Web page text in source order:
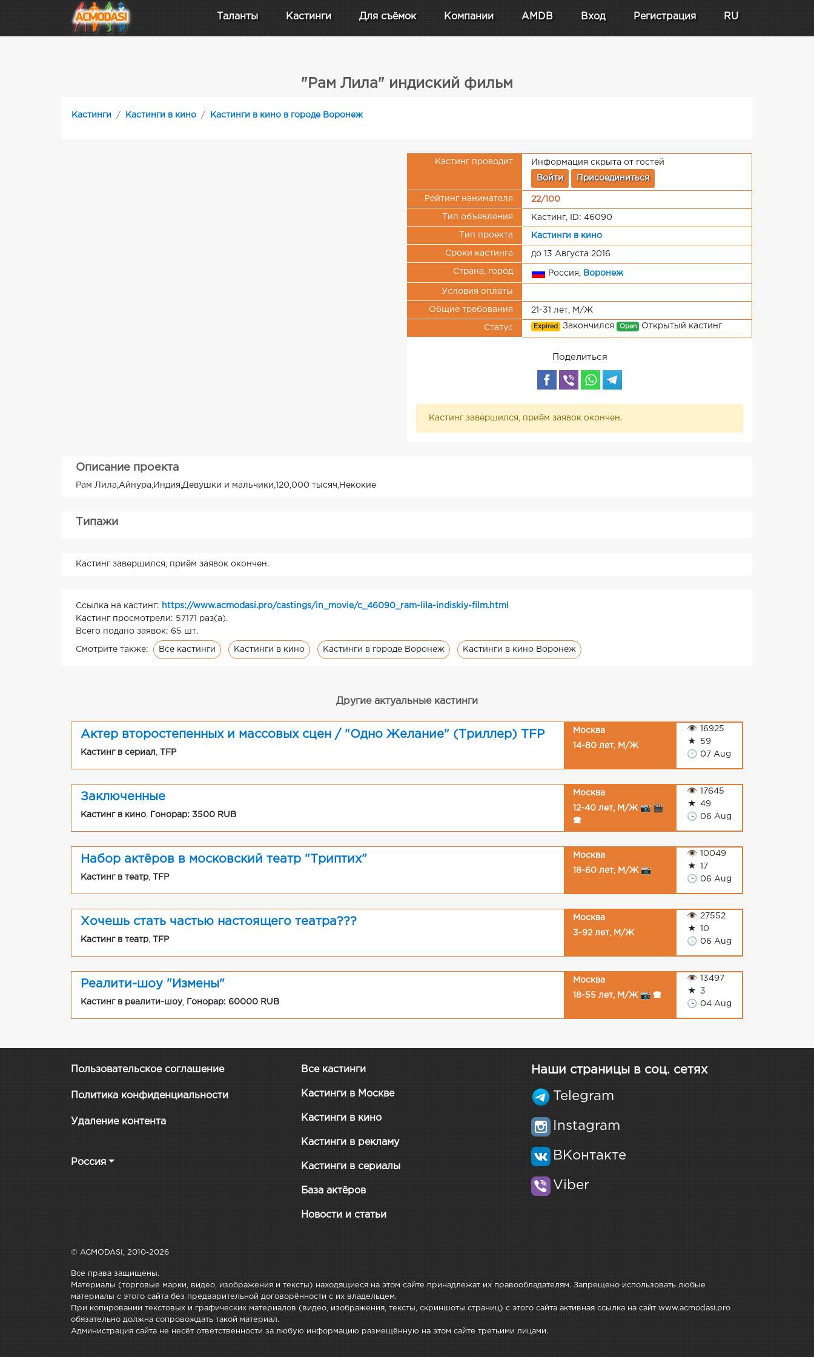
Таланты Кастинги Для съёмок Компании AMDB Вход Регистрация RU
"Рам Лила" индиский фильм
Кастинги Кастинги в кино Кастинги в кино в городе Воронеж
Кастинг проводит Информация скрыта от гостей
Войти Присоединиться
Рейтинг нанимателя 22/100
Тип объявления Кастинг, ID: 46090
Тип проекта Кастинги в кино
Сроки кастинга до 13 Августа 2016
Страна, город Россия, Воронеж
Условия оплаты
Общие требования 21-31 лет, М/Ж
Статус Expired Закончился Open Открытый кастинг
Поделиться
Кастинг завершился, приём заявок окончен.
Описание проекта
Рам Лила,Айнура,Индия,Девушки и мальчики,120,000 тысяч,Некокие
Типажи
Кастинг завершился, приём заявок окончен.
Ссылка на кастинг: https://www.acmodasi.pro/castings/in_movie/c_46090_ram-lila-indiskiy-film.html
Кастинг просмотрели: 57171 раз(а).
Всего подано заявок: 65 шт.
Смотрите также: Все кастинги Кастинги в кино Кастинги в городе Воронеж Кастинги в кино Воронеж
Другие актуальные кастинги
Актер второстепенных и массовых сцен / "Одно Желание" (Триллер) TFP
Кастинг в сериал TFP
Москва
14-80 лет, М/Ж
👁 16925
★
59
🕒 07 Aug
Заключенные
Кастинг в кино Гонорар: 3500 RUB
Москва
12-40 лет, М/Ж 📷 🎬
🕿
👁 17645
★
49
🕒 06 Aug
Набор актёров в московский театр "Триптих"
Кастинг в театр TFP
Москва
18-60 лет, М/Ж 📷
👁 10049
★
17
🕒 06 Aug
Хочешь стать частью настоящего театра???
Кастинг в театр TFP
Москва
3-92 лет, М/Ж
👁 27552
★
10
🕒 06 Aug
Реалити-шоу "Измены"
Кастинг в реалити-шоу, Гонорар: 60000 RUB
Москва
18-55 лет, М/Ж 📷 🕿
👁 13497
★
3
🕒 04 Aug
Пользовательское соглашение
Политика конфиденциальности
Удаление контента
Россия
Все кастинги
Кастинги в Москве
Кастинги в кино
Кастинги в рекламу
Кастинги в сериалы
База актёров
Новости и статьи
Наши страницы в соц. сетях
Telegram
Instagram
ВКонтакте
Viber
© ACMODASI, 2010-2026
Все права защищены.
Материалы (торговые марки, видео, изображения и тексты) находящиеся на этом сайте принадлежат их правообладателям. Запрещено использовать любые
материалы с этого сайта без предварительной договорённости с их владельцем.
При копировании текстовых и графических материалов (видео, изображения, тексты, скриншоты страниц) с этого сайта активная ссылка на сайт www.acmodasi.pro
обязательно должна сопровождать такой материал.
Администрация сайта не несёт ответственности за любую информацию размещённую на этом сайте третьими лицами.